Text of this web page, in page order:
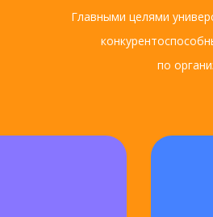
Главными целями
по